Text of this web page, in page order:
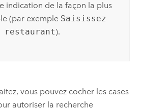
indication de la façon la plus
(par exemple Saisissez
restaurant).
vous pouvez cocher les cases
autoriser la recherche